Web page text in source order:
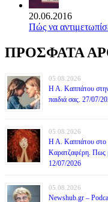
20.06.2016
Πώς να
ΠΡΟΣΦΑΤΑ
05.08.2026
Η Α. Καππάτου
παιδιά σας. 27/07/
05.08.2026
Η Α. Καππάτου στο
Καρατζαφέρη. Πως
12/07/2026
05.08.2026
Newshub.gr –